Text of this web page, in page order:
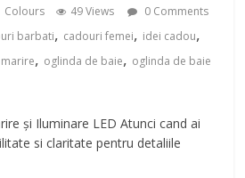
Colours 49 Views
0 Comments
barbati, cadouri femei, idei cadou,
, oglinda de baie, oglinda de baie
și Iluminare LED Atunci cand ai
si claritate pentru detaliile